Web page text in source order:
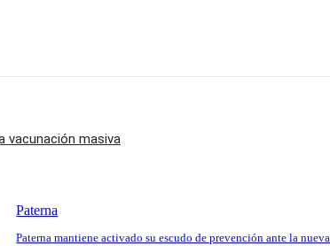
vacunación masiva
Paterna
Paterna mantiene activado su escudo de prevención ante la